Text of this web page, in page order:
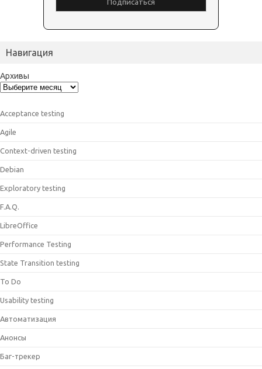
Навигация
Архивы
Acceptance testing
Agile
Context-driven testing
Debian
Exploratory testing
F.A.Q.
LibreOffice
Performance Testing
State Transition testing
To Do
Usability testing
Автоматизация
Анонсы
Баг-трекер